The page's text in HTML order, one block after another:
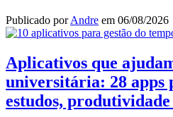
Publicado porAndre em 06/08/2026
Aplicativos que
universitária: 28 apps
estudos,